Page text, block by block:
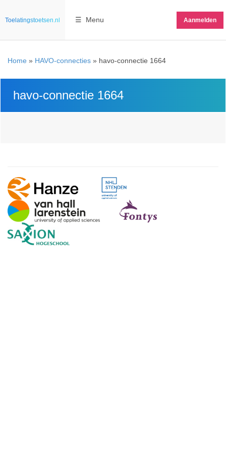
Toelatingstoetsen.nl ☰ Menu Aanmelden
Home » HAVO-connecties » havo-connectie 1664
havo-connectie 1664